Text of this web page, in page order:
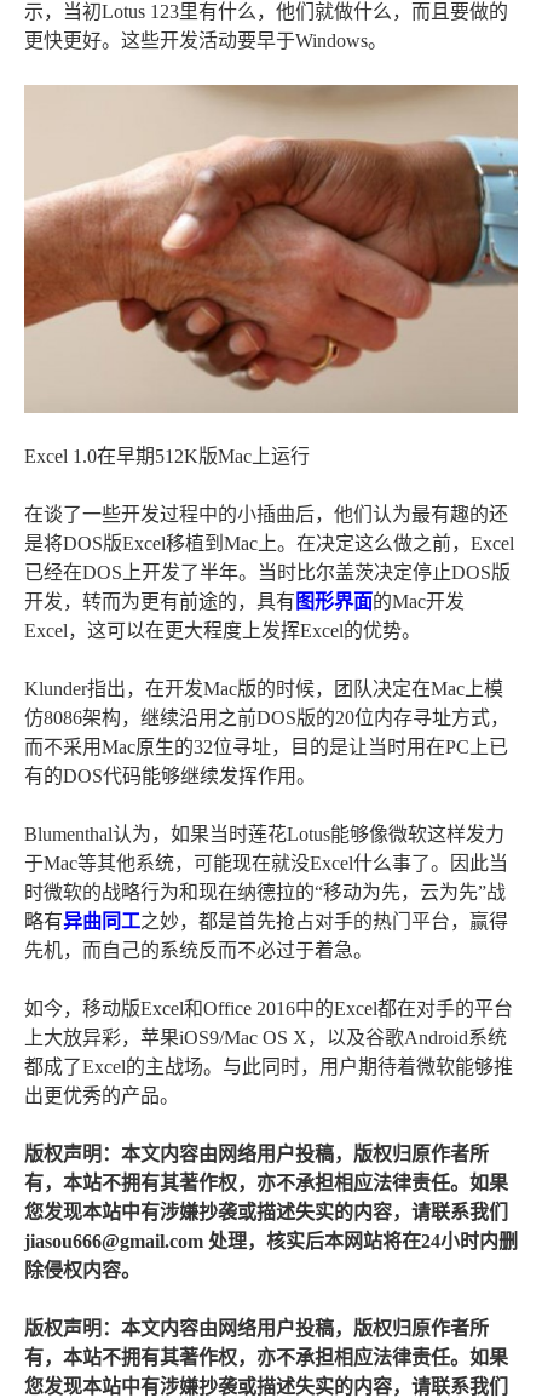
示，当初Lotus 123里有什么，他们就做什么，而且要做的
更快更好。这些开发活动要早于Windows。
Excel 1.0在早期512K版Mac上运行
在谈了一些开发过程中的小插曲后，他们认为最有趣的还
是将DOS版Excel移植到Mac上。在决定这么做之前，Excel
已经在DOS上开发了半年。当时比尔盖茨决定停止DOS版
开发，转而为更有前途的，具有 图形界面的Mac开发
Excel，这可以在更大程度上发挥Excel的优势。
Klunder指出，在开发Mac版的时候，团队决定在Mac上模
仿8086架构，继续沿用之前DOS版的20位内存寻址方式，
而不采用Mac原生的32位寻址，目的是让当时用在PC上已
有的DOS代码能够继续发挥作用。
Blumenthal认为，如果当时莲花Lotus能够像微软这样发力
于Mac等其他系统，可能现在就没Excel什么事了。因此当
时微软的战略行为和现在纳德拉的“移动为先，云为先”战
略有异曲同工之妙，都是首先抢占对手的热门平台，赢得
先机，而自己的系统反而不必过于着急。
如今，移动版Excel和Office 2016中的Excel都在对手的平台
上大放异彩，苹果iOS9/Mac OS X，以及谷歌Android系统
都成了Excel的主战场。与此同时，用户期待着微软能够推
出更优秀的产品。
版权声明：本文内容由网络用户投稿，版权归原作者所
有，本站不拥有其著作权，亦不承担相应法律责任。如果
您发现本站中有涉嫌抄袭或描述失实的内容，请联系我们
jiasou666@gmail.com 处理，核实后本网站将在24小时内删
除侵权内容。
版权声明：本文内容由网络用户投稿，版权归原作者所
有，本站不拥有其著作权，亦不承担相应法律责任。如果
您发现本站中有涉嫌抄袭或描述失实的内容，请联系我们